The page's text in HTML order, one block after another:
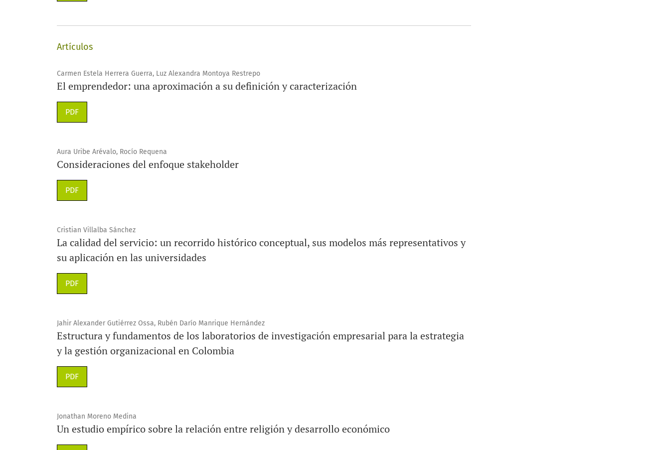
Artículos
Carmen Estela Herrera Guerra, Luz Alexandra Montoya Restrepo
El emprendedor: una aproximación a su definición y caracterización
PDF
Aura Uribe Arévalo, Rocío Requena
Consideraciones del enfoque stakeholder
PDF
Cristian Villalba Sánchez
La calidad del servicio: un recorrido histórico conceptual, sus modelos más representativos y
su aplicación en las universidades
PDF
Jahir Alexander Gutiérrez Ossa, Rubén Darío Manrique Hernández
Estructura y fundamentos de los laboratorios de investigación empresarial para la estrategia
y la gestión organizacional en Colombia
PDF
Jonathan Moreno Medina
Un estudio empírico sobre la relación entre religión y desarrollo económico